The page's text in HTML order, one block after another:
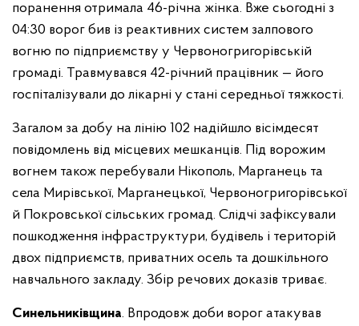
поранення отримала 46-річна жінка. Вже сьогодні з
04:30 ворог бив із реактивних систем залпового
вогню по підприємству у Червоногригорівській
громаді. Травмувався 42-річний працівник — його
госпіталізували до лікарні у стані середньої тяжкості.
Загалом за добу на лінію 102 надійшло вісімдесят
повідомлень від місцевих мешканців. Під ворожим
вогнем також перебували Нікополь, Марганець та
села Мирівської, Марганецької, Червоногригорівської
й Покровської сільських громад. Слідчі зафіксували
пошкодження інфраструктури, будівель і територій
двох підприємств, приватних осель та дошкільного
навчального закладу. Збір речових доказів триває.
Синельниківщина. Впродовж доби ворог атакував